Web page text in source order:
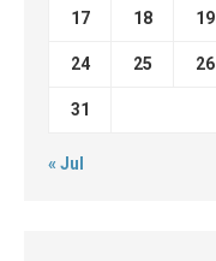
17 18 19
24 25 26
31
« Jul